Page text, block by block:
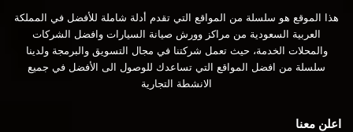
هذا الموقع هو سلسلة من المواقع التي تقدم أدلة شاملة للأفضل في المملكة
العربية السعودية من مراكز وورش صيانة السيارات وافضل الشركات
والمحلات الخدمة، حيث تعمل شركتنا في مجال التسويق والبرمجة ولدينا
سلسلة من افضل المواقع التي تساعدك للوصول الى الأفضل في جميع
الانشطة التجارية
اعلن معنا